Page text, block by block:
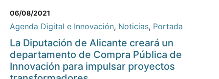
06/08/2021
Agenda Digital e Innovación, Noticias, Portada
La Diputación de Alicante creará un
departamento de Compra Pública de
Innovación para impulsar proyectos